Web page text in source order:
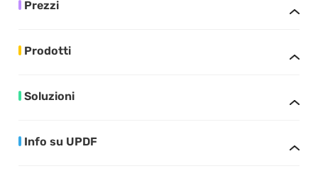
Prezzi
Prodotti
Soluzioni
Info su UPDF